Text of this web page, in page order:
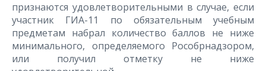
признаются удовлетворительными в случае, если
участник ГИА-11 по обязательным учебным
предметам набрал количество баллов не ниже
минимального, определяемого Рособрнадзором,
или получил отметку не ниже